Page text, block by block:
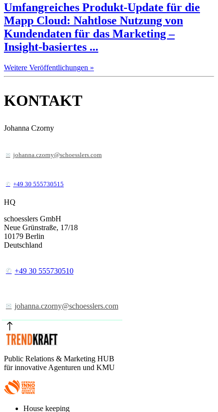
Umfangreiches Produkt-Update für die
Mapp Cloud: Nahtlose Nutzung von
Kundendaten für das Marketing –
Insight-basiertes ...
Weitere Veröffentlichungen »
KONTAKT
Johanna Czorny
johanna.czorny@schoesslers.com
+49 30 555730515
HQ
schoesslers GmbH
Neue Grünstraße, 17/18
10179 Berlin
Deutschland
+49 30 555730510
johanna.czorny@schoesslers.com
Public Relations & Marketing HUB
für innovative Agenturen und KMU
FooterHouse keeping